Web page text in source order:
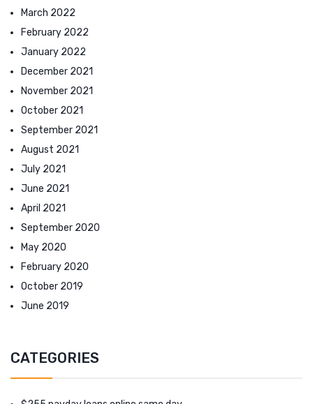
March 2022
February 2022
January 2022
December 2021
November 2021
October 2021
September 2021
August 2021
July 2021
June 2021
April 2021
September 2020
May 2020
February 2020
October 2019
June 2019
CATEGORIES